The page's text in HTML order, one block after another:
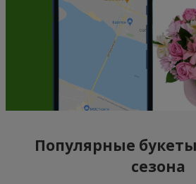
Популярные
сезона